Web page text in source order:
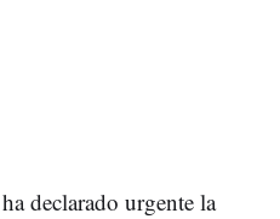
declarado urgente la